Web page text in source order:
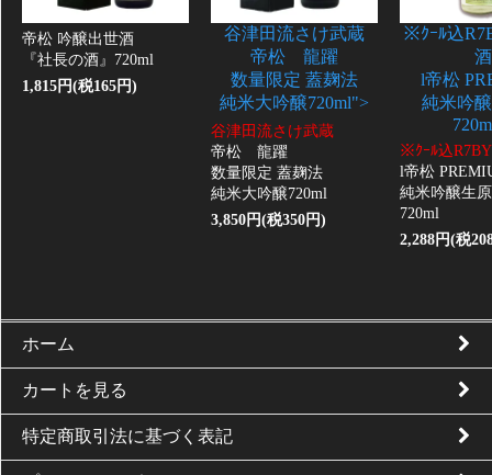
帝松 吟醸出世酒
『社長の酒』720ml
1,815円(税165円)
谷津田流さけ武蔵
帝松 龍躍
数量限定 蓋麹法
純米大吟醸720ml">
谷津田流さけ武蔵
帝松 龍躍
数量限定 蓋麹法
純米大吟醸720ml
3,850円(税350円)
※ｸｰﾙ込
酒
l帝松
純米吟
※ｸｰﾙ込
l帝松
純米吟醸生
720ml
2,288円(税
ホーム
カートを見る
特定商取引法に基づく表記